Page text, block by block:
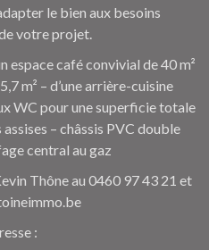
le bien aux besoins
votre projet.
espace café convivial de 40 m²
m² – d’une arrière-cuisine
WC pour une superficie totale
– châssis PVC double
central au gaz
Thône au 0460 97 43 21 et
: